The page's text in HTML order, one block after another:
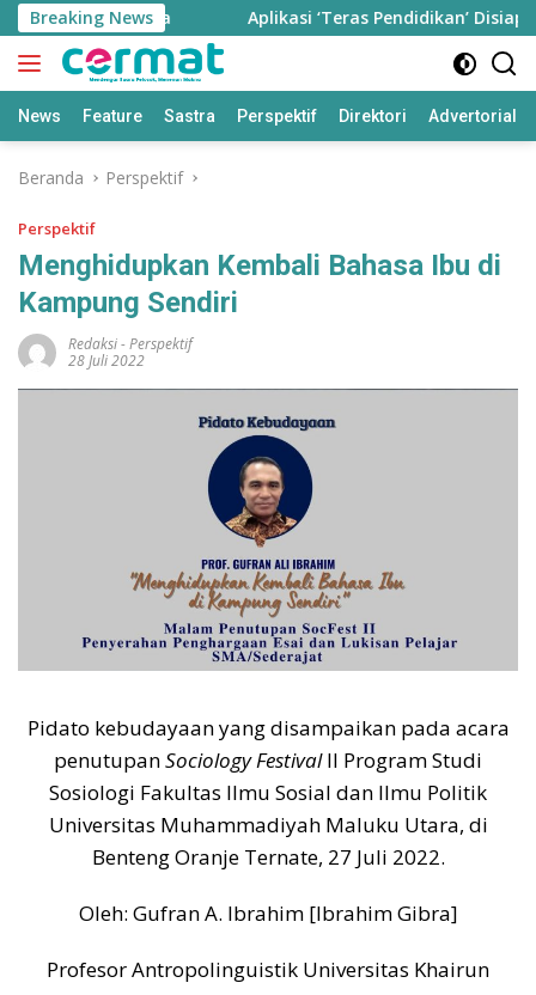
Langsung
ke
konten
Breaking News
Jiwa Aplikasi ‘Teras Pendidikan’ Disiapkan untuk
News Feature Sastra Perspektif Direktori Advertorial
Beranda Perspektif
Perspektif
Menghidupkan Kembali Bahasa Ibu di
Kampung Sendiri
Redaksi-Perspektif
28 Juli 2022
Pidato kebudayaan yang disampaikan pada acara
penutupanSociology FestivalII Program Studi
Sosiologi Fakultas Ilmu Sosial dan Ilmu Politik
Universitas Muhammadiyah Maluku Utara, di
Benteng Oranje Ternate, 27 Juli 2022.
Oleh: Gufran A. Ibrahim [Ibrahim Gibra]
Profesor Antropolinguistik Universitas Khairun